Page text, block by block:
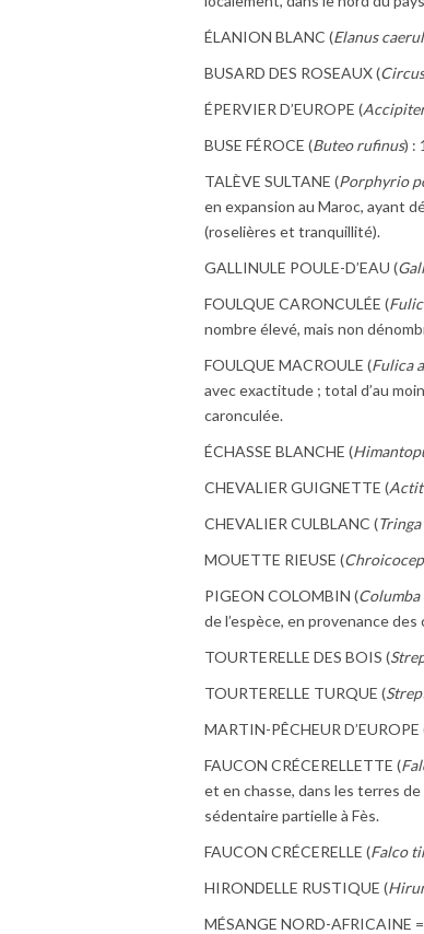
ÉLANION BLANC (Elanus
BUSARD DES ROSEAUX (
ÉPERVIER D’EUROPE (
BUSE FÉROCE (Buteo rufinus) :
TALÈVE SULTANE (Porphyrio
en expansion au Maroc, ayant
(roselières et tranquillité).
GALLINULE POULE-D’EAU (
FOULQUE CARONCULÉE (
nombre élevé, mais non
FOULQUE MACROULE (Fulica
avec exactitude ; total d’au
caronculée.
ÉCHASSE BLANCHE (
CHEVALIER GUIGNETTE (
CHEVALIER CULBLANC (
MOUETTE RIEUSE (
PIGEON COLOMBIN (Columba
de l’espèce, en provenance
TOURTERELLE DES BOIS (
TOURTERELLE TURQUE (
MARTIN-PÊCHEUR D’EUROPE
FAUCON CRÉCERELLETTE (
et en chasse, dans les terres
sédentaire partielle à Fès.
FAUCON CRÉCERELLE (Falco
HIRONDELLE RUSTIQUE (
MÉSANGE NORD-AFRICAINE